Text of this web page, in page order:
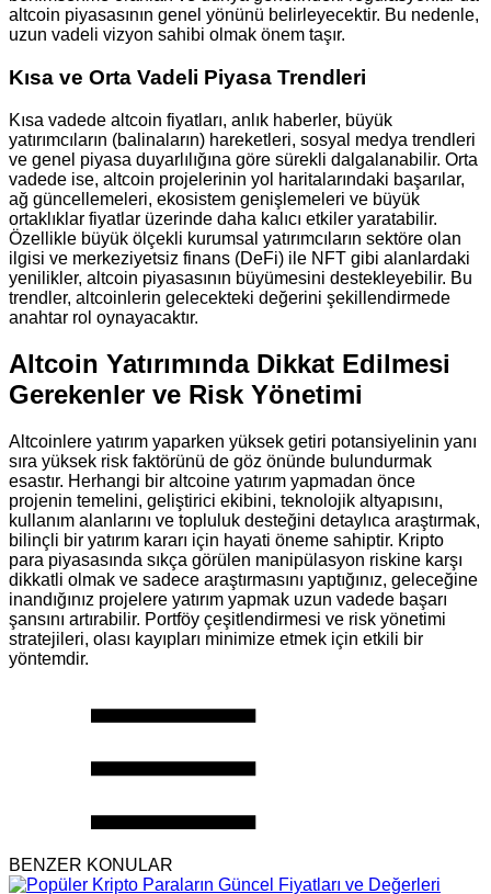
altcoin piyasasının genel yönünü belirleyecektir. Bu nedenle,
uzun vadeli vizyon sahibi olmak önem taşır.
Kısa ve Orta Vadeli Piyasa Trendleri
Kısa vadede altcoin fiyatları, anlık haberler, büyük
yatırımcıların (balinaların) hareketleri, sosyal medya trendleri
ve genel piyasa duyarlılığına göre sürekli dalgalanabilir. Orta
vadede ise, altcoin projelerinin yol haritalarındaki başarılar,
ağ güncellemeleri, ekosistem genişlemeleri ve büyük
ortaklıklar fiyatlar üzerinde daha kalıcı etkiler yaratabilir.
Özellikle büyük ölçekli kurumsal yatırımcıların sektöre olan
ilgisi ve merkeziyetsiz finans (DeFi) ile NFT gibi alanlardaki
yenilikler, altcoin piyasasının büyümesini destekleyebilir. Bu
trendler, altcoinlerin gelecekteki değerini şekillendirmede
anahtar rol oynayacaktır.
Altcoin Yatırımında Dikkat Edilmesi
Gerekenler ve Risk Yönetimi
Altcoinlere yatırım yaparken yüksek getiri potansiyelinin yanı
sıra yüksek risk faktörünü de göz önünde bulundurmak
esastır. Herhangi bir altcoine yatırım yapmadan önce
projenin temelini, geliştirici ekibini, teknolojik altyapısını,
kullanım alanlarını ve topluluk desteğini detaylıca araştırmak,
bilinçli bir yatırım kararı için hayati öneme sahiptir. Kripto
para piyasasında sıkça görülen manipülasyon riskine karşı
dikkatli olmak ve sadece araştırmasını yaptığınız, geleceğine
inandığınız projelere yatırım yapmak uzun vadede başarı
şansını artırabilir. Portföy çeşitlendirmesi ve risk yönetimi
stratejileri, olası kayıpları minimize etmek için etkili bir
yöntemdir.
BENZER KONULAR